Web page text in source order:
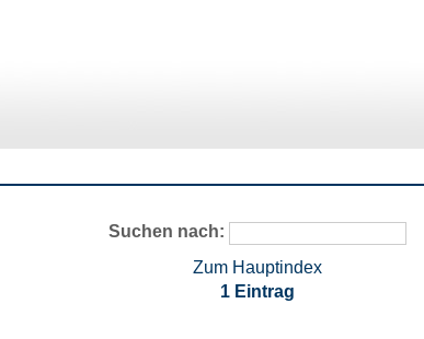
Suchen nach:
Zum Hauptindex
1 Eintrag